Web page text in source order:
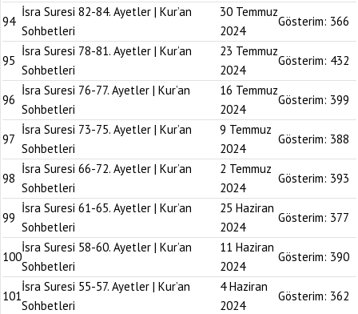
94
İsra Suresi 82-84. Ayetler | Kur’an
Sohbetleri
30 Temmuz
2024
Gösterim: 366
95
İsra Suresi 78-81. Ayetler | Kur’an
Sohbetleri
23 Temmuz
2024
Gösterim: 432
96
İsra Suresi 76-77. Ayetler | Kur’an
Sohbetleri
16 Temmuz
2024
Gösterim: 399
97
İsra Suresi 73-75. Ayetler | Kur’an
Sohbetleri
9 Temmuz
2024
Gösterim: 388
98
İsra Suresi 66-72. Ayetler | Kur’an
Sohbetleri
2 Temmuz
2024
Gösterim: 393
99
İsra Suresi 61-65. Ayetler | Kur’an
Sohbetleri
25 Haziran
2024
Gösterim: 377
100
İsra Suresi 58-60. Ayetler | Kur’an
Sohbetleri
11 Haziran
2024
Gösterim: 390
101
İsra Suresi 55-57. Ayetler | Kur’an
Sohbetleri
4 Haziran
2024
Gösterim: 362